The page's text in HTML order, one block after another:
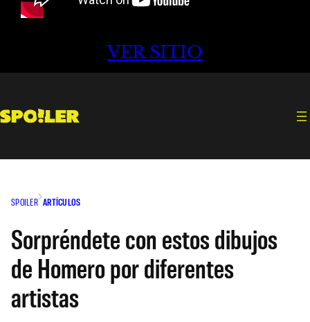
VER SITIO
SPOILER ARTÍCULOS
Sorpréndete con estos dibujos
de Homero por diferentes
artistas